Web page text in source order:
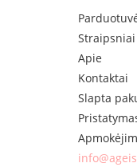
Straipsniai
Apie
Kontaktai
Slapta